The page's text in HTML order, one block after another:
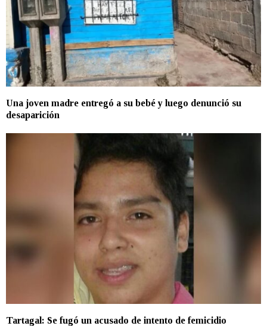
Una joven madre entregó a su bebé y luego denunció su
desaparición
Tartagal: Se fugó un acusado de intento de femicidio